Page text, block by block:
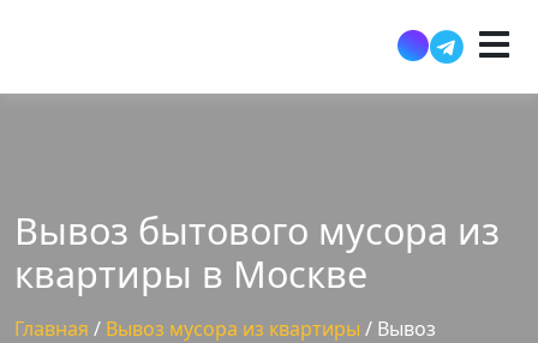
Вывоз бытового мусора из
квартиры в Москве
Главная / Вывоз мусора из квартиры / Вывоз